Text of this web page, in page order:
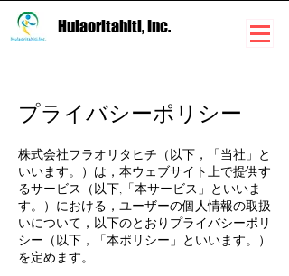
Hulaoritahiti, Inc.
プライバシーポリシー
株式会社フラオリタヒチ（以下，「当社」と
いいます。）は，本ウェブサイト上で提供す
るサービス（以下,「本サービス」といいま
す。）における，ユーザーの個人情報の取扱
いについて，以下のとおりプライバシーポリ
シー（以下，「本ポリシー」といいます。）
を定めます。